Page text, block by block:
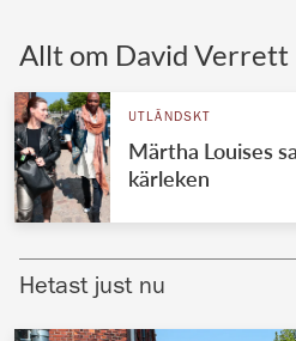
VÄRLDENS
Brittiska
Allt om David Verrett
UTLÄNDSKT
Märtha Louises
kärleken
Hetast just nu